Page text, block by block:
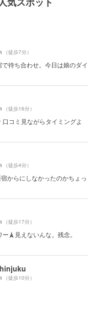
（徒歩7分）
待ち合わせ。今日は娘のダイ
（徒歩16分）
コミ見ながらタイミングよ
（徒歩4分）
からにしなかったのかちょっ
（徒歩17分）
🗼見えないんな。残念。
（徒歩10分）